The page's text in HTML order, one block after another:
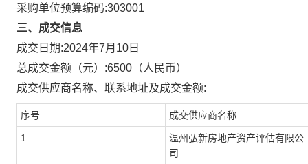
采购单位预算编码:303001
三、成交信息
成交日期:2024年7月10日
总成交金额（元）:6500 （人民币）
成交供应商名称、联系地址及成交金额:
序号 成交供应商名称
1
温州弘新房地产资产评估有限公
司